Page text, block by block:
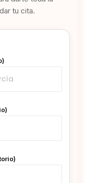
tu cita.